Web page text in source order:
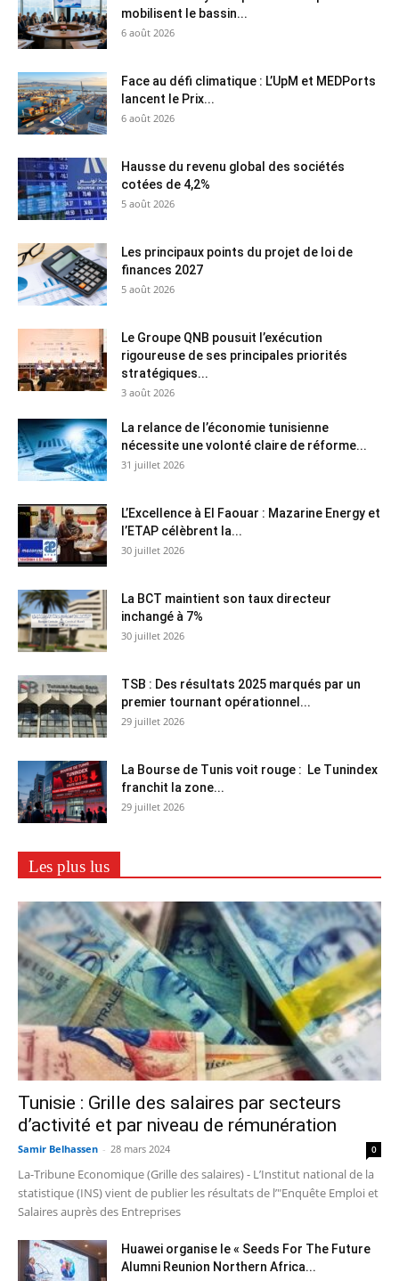
mobilisent le bassin...
6 août 2026
Face au défi climatique : L’UpM et MEDPorts
lancent le Prix...
6 août 2026
Hausse du revenu global des sociétés
cotées de 4,2%
5 août 2026
Les principaux points du projet de loi de
finances 2027
5 août 2026
Le Groupe QNB pousuit l’exécution
rigoureuse de ses principales priorités
stratégiques...
3 août 2026
La relance de l’économie tunisienne
nécessite une volonté claire de réforme...
31 juillet 2026
L’Excellence à El Faouar : Mazarine Energy et
l’ETAP célèbrent la...
30 juillet 2026
La BCT maintient son taux directeur
inchangé à 7%
30 juillet 2026
TSB : Des résultats 2025 marqués par un
premier tournant opérationnel...
29 juillet 2026
La Bourse de Tunis voit rouge : Le Tunindex
franchit la zone...
29 juillet 2026
Les plus lus
Tunisie : Grille des salaires par secteurs
d’activité et par niveau de rémunération
Samir Belhassen - 28 mars 2024 0
La-Tribune Economique (Grille des salaires) - L’Institut national de la
statistique (INS) vient de publier les résultats de l’"Enquête Emploi et
Salaires auprès des Entreprises
Huawei organise le « Seeds For The Future
Alumni Reunion Northern Africa...